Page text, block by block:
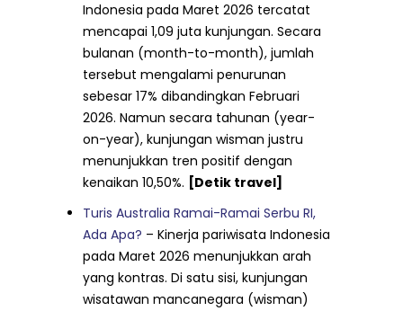
Indonesia pada Maret 2026 tercatat
mencapai 1,09 juta kunjungan. Secara
bulanan (month-to-month), jumlah
tersebut mengalami penurunan
sebesar 17% dibandingkan Februari
2026. Namun secara tahunan (year-
on-year), kunjungan wisman justru
menunjukkan tren positif dengan
kenaikan 10,50%. [Detik travel]
Turis Australia Ramai-Ramai Serbu RI,
Ada Apa? – Kinerja pariwisata Indonesia
pada Maret 2026 menunjukkan arah
yang kontras. Di satu sisi, kunjungan
wisatawan mancanegara (wisman)